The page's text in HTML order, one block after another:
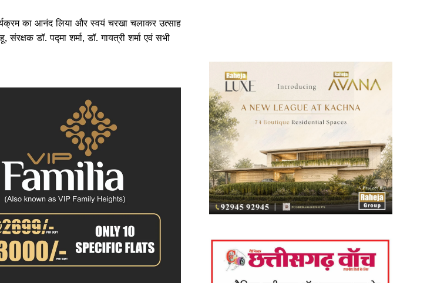
Khabarchalisa News
Trending Now
बिजनेस
ई-पेपर
का आनंद लिया और स्वयं चरखा चलाकर उत्साह
डॉ. पद्मा शर्मा, डॉ. गायत्री शर्मा एवं सभी